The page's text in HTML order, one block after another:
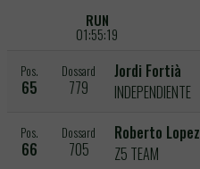
RUN
01:55:19
Pos.
65
Dossard
779
Jordi Fortià
INDEPENDIENTE
Pos.
66
Dossard
705
Roberto Lopez
Z5 TEAM